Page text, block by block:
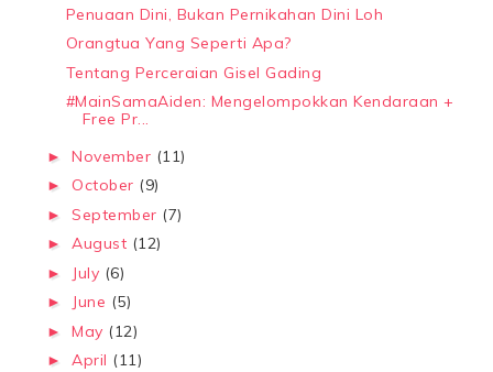
Penuaan Dini, Bukan Pernikahan Dini Loh
Orangtua Yang Seperti Apa?
Tentang Perceraian Gisel Gading
#MainSamaAiden: Mengelompokkan Kendaraan +
Free Pr...
►November (11)
► October (9)
►September (7)
► August (12)
► July (6)
► June (5)
►May (12)
► April (11)